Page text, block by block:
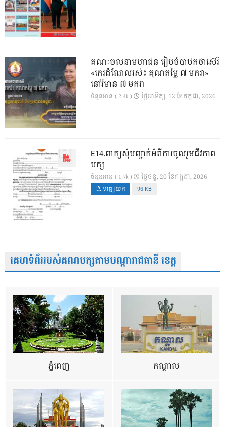
គណៈចលនាមហាជន រៀបចំបាឋកថាស៊េរី
«កេរដំណែលរស់៖ គុណតម្លៃ ៧ មករា»
នៅវិមាន ៧ មករា
ចំនួនអាន ( 2.4k ) ថ្ងៃ​អាទិត្យ, 12 ខែ​កក្កដា, 2026
E14.ពាក្យសុំបញ្ជាក់អំពីការចូលរួមជីវភាព
បក្ស
ចំនួនអាន ( 1.7k ) ថ្ងៃ​ចន្ទ, 20 ខែ​កក្កដា, 2026
ទាញយក 96 KB
គេហទំព័ររបស់គណបក្សតាមបណ្តារាជធានី ខេត្ត
ភ្នំពេញ កណ្តាល